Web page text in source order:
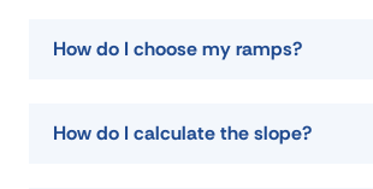
How do I choose my ramps?
How do I calculate the slope?